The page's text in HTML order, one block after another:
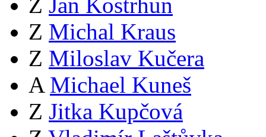
Z Jan Kostrhun
Z Michal Kraus
Z Miloslav Kučera
A Michael Kuneš
Z Jitka Kupčová